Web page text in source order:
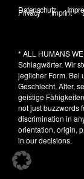
Datenschutz
Privacy Imprint
* ALL HUMANS
Schlagwörter. Wir
jeglicher Form. Bei
Geschlecht, Alter,
geistige
not just buzzwords
discrimination in
orientation, origin,
in our decisions.